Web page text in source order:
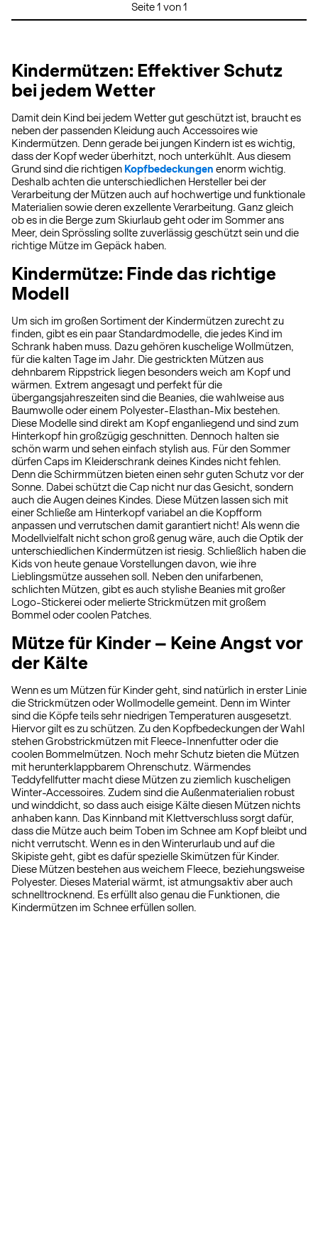
Seite 1 von 1
Kindermützen: Effektiver Schutz
bei jedem Wetter
Damit dein Kind bei jedem Wetter gut geschützt ist, braucht es
neben der passenden Kleidung auch Accessoires wie
Kindermützen. Denn gerade bei jungen Kindern ist es wichtig,
dass der Kopf weder überhitzt, noch unterkühlt. Aus diesem
Grund sind die richtigen Kopfbedeckungen enorm wichtig.
Deshalb achten die unterschiedlichen Hersteller bei der
Verarbeitung der Mützen auch auf hochwertige und funktionale
Materialien sowie deren exzellente Verarbeitung. Ganz gleich
ob es in die Berge zum Skiurlaub geht oder im Sommer ans
Meer, dein Sprössling sollte zuverlässig geschützt sein und die
richtige Mütze im Gepäck haben.
Kindermütze: Finde das richtige
Modell
Um sich im großen Sortiment der Kindermützen zurecht zu
finden, gibt es ein paar Standardmodelle, die jedes Kind im
Schrank haben muss. Dazu gehören kuschelige Wollmützen,
für die kalten Tage im Jahr. Die gestrickten Mützen aus
dehnbarem Rippstrick liegen besonders weich am Kopf und
wärmen. Extrem angesagt und perfekt für die
übergangsjahreszeiten sind die Beanies, die wahlweise aus
Baumwolle oder einem Polyester-Elasthan-Mix bestehen.
Diese Modelle sind direkt am Kopf enganliegend und sind zum
Hinterkopf hin großzügig geschnitten. Dennoch halten sie
schön warm und sehen einfach stylish aus. Für den Sommer
dürfen Caps im Kleiderschrank deines Kindes nicht fehlen.
Denn die Schirmmützen bieten einen sehr guten Schutz vor der
Sonne. Dabei schützt die Cap nicht nur das Gesicht, sondern
auch die Augen deines Kindes. Diese Mützen lassen sich mit
einer Schließe am Hinterkopf variabel an die Kopfform
anpassen und verrutschen damit garantiert nicht! Als wenn die
Modellvielfalt nicht schon groß genug wäre, auch die Optik der
unterschiedlichen Kindermützen ist riesig. Schließlich haben die
Kids von heute genaue Vorstellungen davon, wie ihre
Lieblingsmütze aussehen soll. Neben den unifarbenen,
schlichten Mützen, gibt es auch stylishe Beanies mit großer
Logo-Stickerei oder melierte Strickmützen mit großem
Bommel oder coolen Patches.
Mütze für Kinder – Keine Angst vor
der Kälte
Wenn es um Mützen für Kinder geht, sind natürlich in erster Linie
die Strickmützen oder Wollmodelle gemeint. Denn im Winter
sind die Köpfe teils sehr niedrigen Temperaturen ausgesetzt.
Hiervor gilt es zu schützen. Zu den Kopfbedeckungen der Wahl
stehen Grobstrickmützen mit Fleece-Innenfutter oder die
coolen Bommelmützen. Noch mehr Schutz bieten die Mützen
mit herunterklappbarem Ohrenschutz. Wärmendes
Teddyfellfutter macht diese Mützen zu ziemlich kuscheligen
Winter-Accessoires. Zudem sind die Außenmaterialien robust
und winddicht, so dass auch eisige Kälte diesen Mützen nichts
anhaben kann. Das Kinnband mit Klettverschluss sorgt dafür,
dass die Mütze auch beim Toben im Schnee am Kopf bleibt und
nicht verrutscht. Wenn es in den Winterurlaub und auf die
Skipiste geht, gibt es dafür spezielle Skimützen für Kinder.
Diese Mützen bestehen aus weichem Fleece, beziehungsweise
Polyester. Dieses Material wärmt, ist atmungsaktiv aber auch
schnelltrocknend. Es erfüllt also genau die Funktionen, die
Kindermützen im Schnee erfüllen sollen.